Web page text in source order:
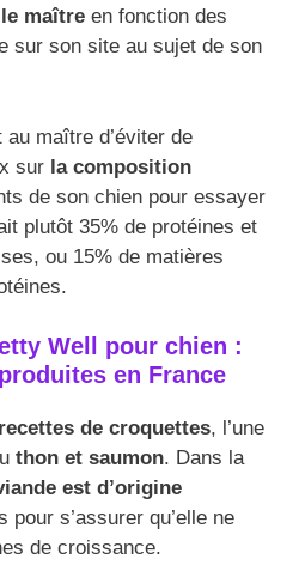
maître en fonction des
sur son site au sujet de son
maître d’éviter de
sur la composition
de son chien pour essayer
plutôt 35% de protéines et
ou 15% de matières
Well pour chien :
en France
de croquettes, l’une
thon et saumon. Dans la
est d’origine
pour s’assurer qu’elle ne
de croissance.